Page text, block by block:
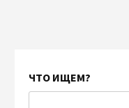
ЧТО ИЩЕМ?